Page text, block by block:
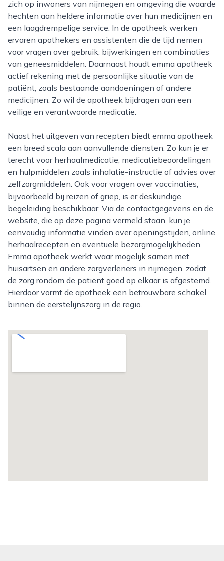
zich op inwoners van nijmegen en omgeving die waarde
hechten aan heldere informatie over hun medicijnen en
een laagdrempelige service. In de apotheek werken
ervaren apothekers en assistenten die de tijd nemen
voor vragen over gebruik, bijwerkingen en combinaties
van geneesmiddelen. Daarnaast houdt emma apotheek
actief rekening met de persoonlijke situatie van de
patiënt, zoals bestaande aandoeningen of andere
medicijnen. Zo wil de apotheek bijdragen aan een
veilige en verantwoorde medicatie.
Naast het uitgeven van recepten biedt emma apotheek
een breed scala aan aanvullende diensten. Zo kun je er
terecht voor herhaalmedicatie, medicatiebeoordelingen
en hulpmiddelen zoals inhalatie-instructie of advies over
zelfzorgmiddelen. Ook voor vragen over vaccinaties,
bijvoorbeeld bij reizen of griep, is er deskundige
begeleiding beschikbaar. Via de contactgegevens en de
website, die op deze pagina vermeld staan, kun je
eenvoudig informatie vinden over openingstijden, online
herhaalrecepten en eventuele bezorgmogelijkheden.
Emma apotheek werkt waar mogelijk samen met
huisartsen en andere zorgverleners in nijmegen, zodat
de zorg rondom de patiënt goed op elkaar is afgestemd.
Hierdoor vormt de apotheek een betrouwbare schakel
binnen de eerstelijnszorg in de regio.